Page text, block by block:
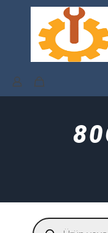
Products
search